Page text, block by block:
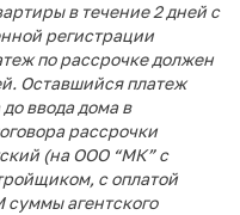
в течение 2 дней с
регистрации
по рассрочке должен
Оставшийся платеж
ввода дома в
рассрочки
(на ООО “МК” с
с оплатой
агентского